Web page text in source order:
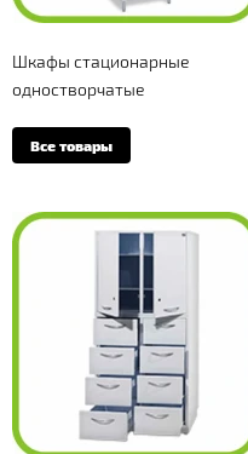
Шкафы стационарные
одностворчатые
Все товары